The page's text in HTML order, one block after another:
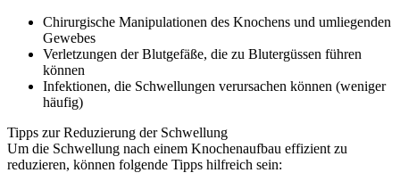
Chirurgische Manipulationen des Knochens und umliegenden
Gewebes
Verletzungen der Blutgefäße, die zu Blutergüssen führen
können
Infektionen, die Schwellungen verursachen können (weniger
häufig)
Tipps zur Reduzierung der Schwellung
Um die Schwellung nach einem Knochenaufbau effizient zu
reduzieren, können folgende Tipps hilfreich sein: